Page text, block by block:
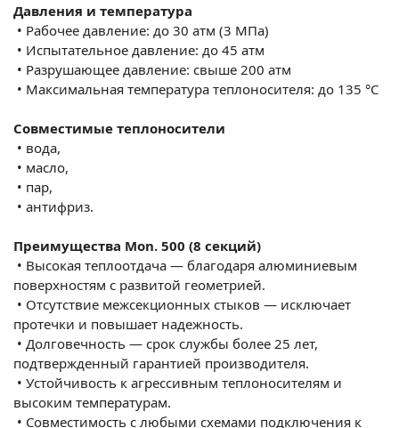
Давления и температура
• Рабочее давление: до 30 атм (3 МПа)
• Испытательное давление: до 45 атм
• Разрушающее давление: свыше 200 атм
• Максимальная температура теплоносителя: до 135 °C
Совместимые теплоносители
• вода,
• масло,
• пар,
• антифриз.
Преимущества Mon. 500 (8 секций)
• Высокая теплоотдача — благодаря алюминиевым
поверхностям с развитой геометрией.
• Отсутствие межсекционных стыков — исключает
протечки и повышает надежность.
• Долговечность — срок службы более 25 лет,
подтвержденный гарантией производителя.
• Устойчивость к агрессивным теплоносителям и
высоким температурам.
• Совместимость с любыми схемами подключения к